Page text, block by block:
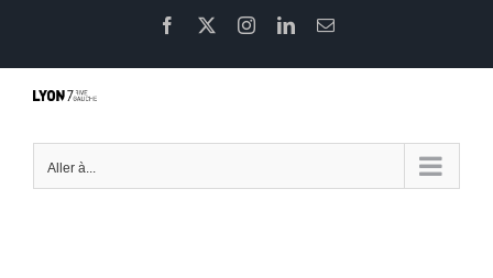
contenu
Facebook InstagramLinkedInEmail
Aller à...